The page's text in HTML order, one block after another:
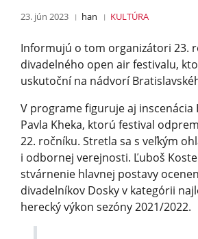
23. jún 2023 han KULTÚRA
Informujú o tom organizátori 23.
divadelného open air festivalu,
uskutoční na nádvorí
V programe figuruje aj inscenácia
Pavla Kheka, ktorú festival
22. ročníku. Stretla sa s veľkým
i odbornej verejnosti. Ľuboš
stvárnenie hlavnej postavy
divadelníkov Dosky v kategórii
herecký výkon sezóny 2021/2022.